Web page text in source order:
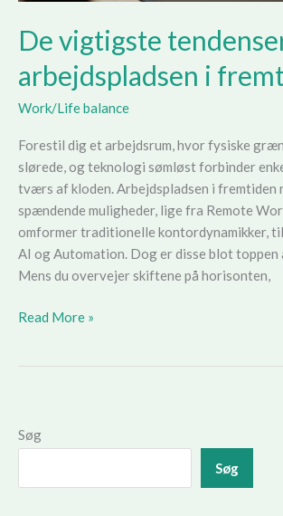
De vigtigste
arbejdspladsen i
Work/Life balance
Forestil dig et arbejdsrum, hvor fysiske
slørede, og teknologi sømløst forbinder
tværs af kloden. Arbejdspladsen i fremtiden
spændende muligheder, lige fra Remote
omformer traditionelle kontordynamikker,
AI og Automation. Dog er disse blot toppen
Mens du overvejer skiftene på horisonten,
De
fremtiden
Read More »
Søg
Søg